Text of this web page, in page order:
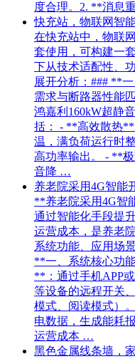
度合理。2. **消息
快充站，物联网智
在快充站中，物联
套使用，可构建一
下从技术适配性、
展开分析：### **
需求与断路器性能
鸿嘉利160kW超静
括： - **高效散热
温，满负荷运行时
高功率输出。 - **
音降 …
养老院采用4G智能
**养老院采用4G智
通过智能化手段提
运营成本，是养老
系统功能、应用场
**一、系统核心功
**：通过手机APP
等设备的远程开关
模式、阅读模式）
电数据，生成能耗
运营成本 …
黑色金属线条墙，